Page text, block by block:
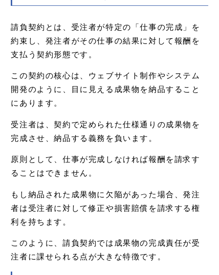
請負契約とは、受注者が特定の「仕事の完成」を
約束し、発注者がその仕事の結果に対して報酬を
支払う契約形態です。
この契約の核心は、ウェブサイト制作やシステム
開発のように、目に見える成果物を納品すること
にあります。
受注者は、契約で定められた仕様通りの成果物を
完成させ、納品する義務を負います。
原則として、仕事が完成しなければ報酬を請求す
ることはできません。
もし納品された成果物に欠陥があった場合、発注
者は受注者に対して修正や損害賠償を請求する権
利を持ちます。
このように、請負契約では成果物の完成責任が受
注者に課せられる点が大きな特徴です。